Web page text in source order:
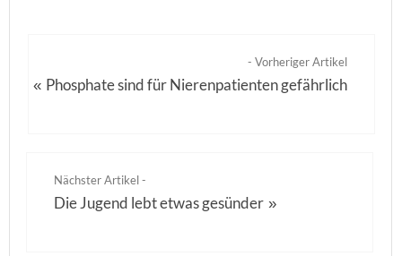
- Vorheriger Artikel
« Phosphate sind für Nierenpatienten gefährlich
Nächster Artikel -
Die Jugend lebt etwas gesünder »